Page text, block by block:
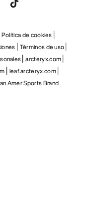
Política de cookies
Términos de uso
arcteryx.com
leaf.arcteryx.com
Amer Sports Brand